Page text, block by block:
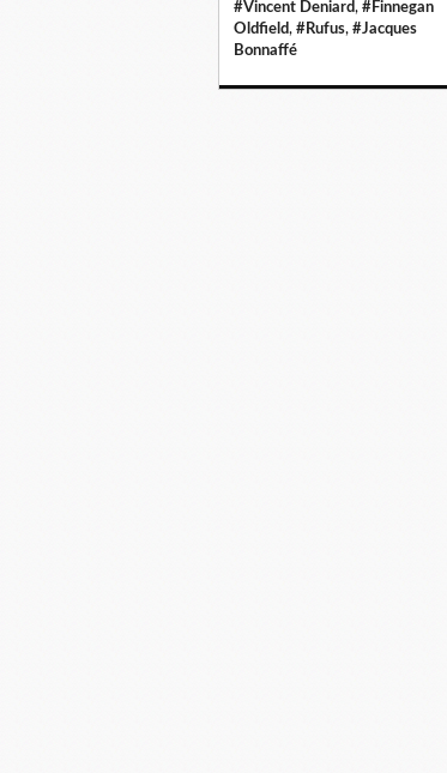
#Vincent Deniard, #Finnegan
Oldfield, #Rufus, #Jacques
Bonnaffé